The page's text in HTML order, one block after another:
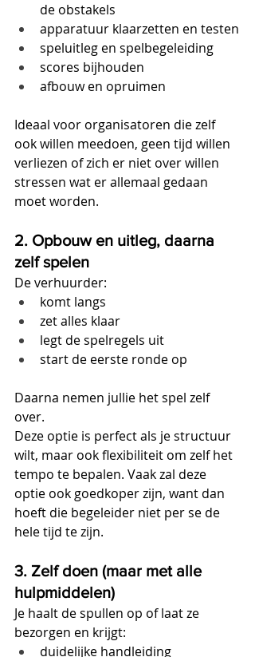
de obstakels
apparatuur klaarzetten en testen
speluitleg en spelbegeleiding
scores bijhouden
afbouw en opruimen
Ideaal voor organisatoren die zelf
ook willen meedoen, geen tijd willen
verliezen of zich er niet over willen
stressen wat er allemaal gedaan
moet worden.
2. Opbouw en uitleg, daarna
zelf spelen
De verhuurder:
komt langs
zet alles klaar
legt de spelregels uit
start de eerste ronde op
Daarna nemen jullie het spel zelf
over.
Deze optie is perfect als je structuur
wilt, maar ook flexibiliteit om zelf het
tempo te bepalen. Vaak zal deze
optie ook goedkoper zijn, want dan
hoeft die begeleider niet per se de
hele tijd te zijn.
3. Zelf doen (maar met alle
hulpmiddelen)
Je haalt de spullen op of laat ze
bezorgen en krijgt:
duidelijke handleiding